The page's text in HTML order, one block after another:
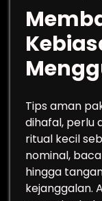
Tips aman
dihafal, perlu
ritual kecil
nominal,
hingga
kejanggalan.